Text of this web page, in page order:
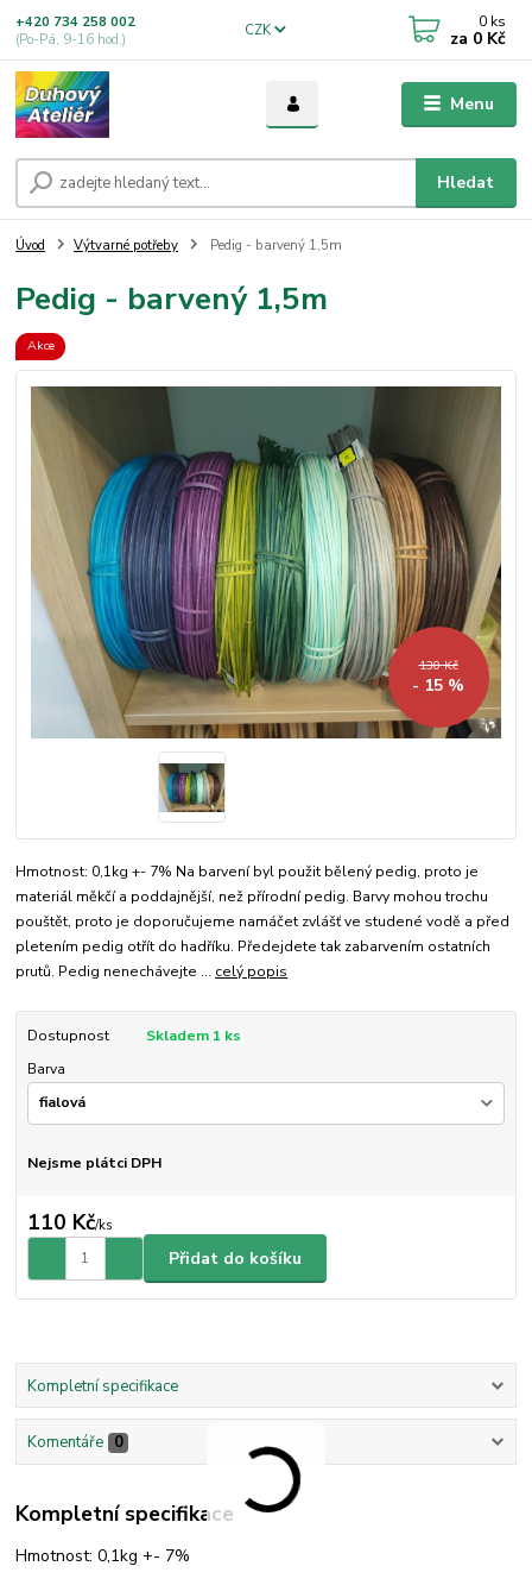
Menu
CZK
Hledat
+420 734 258 002
(Po-Pá, 9-16 hod.)
0 ks
za 0 Kč
Úvod Výtvarné potřeby Pedig - barvený 1,5m
Pedig - barvený 1,5m
Akce
130 Kč
- 15 %
Hmotnost: 0,1kg +- 7% Na barvení byl použit bělený pedig, proto je
materiál měkčí a poddajnější, než přírodní pedig. Barvy mohou trochu
pouštět, proto je doporučujeme namáčet zvlášť ve studené vodě a před
pletením pedig otřít do hadříku. Předejdete tak zabarvením ostatních
prutů. Pedig nenechávejte ... celý popis
Dostupnost
Skladem 1 ks
Barva
Nejsme plátci DPH
110 Kč/ks
Přidat do košíku
Kompletní specifikace
Komentáře 0
Kompletní specifikace
Hmotnost: 0,1kg +- 7%